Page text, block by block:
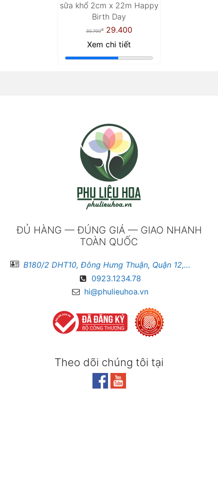
sữa khổ 2cm x 22m Happy
Birth Day
30.700đ29.400
Xem chi tiết
ĐỦ HÀNG — ĐÚNG GIÁ — GIAO NHANH
TOÀN QUỐC
B180/2 DHT10, Đông Hưng Thuận, Quận 12, Hồ Chí Minh
0923.1234.78
hi@phulieuhoa.vn
Theo dõi chúng tôi tại